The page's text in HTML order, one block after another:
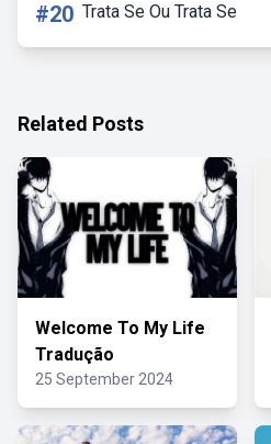
#20 Trata Se Ou Trata Se
Related Posts
Welcome To My Life
Tradução
25 September 2024